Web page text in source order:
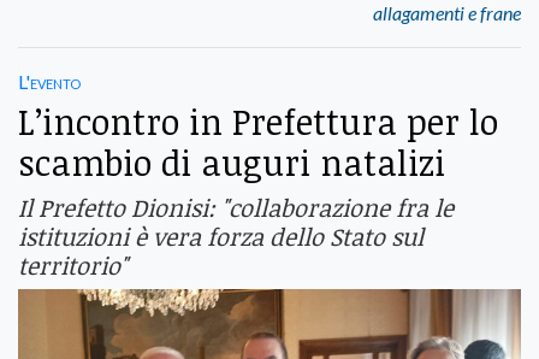
allagamenti e frane
L'evento
L’incontro in Prefettura per lo
scambio di auguri natalizi
Il Prefetto Dionisi: "collaborazione fra le
istituzioni è vera forza dello Stato sul
territorio"